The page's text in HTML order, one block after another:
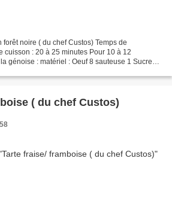
noire ( du chef Custos) Temps de
cuisson : 20 à 25 minutes Pour 10 à 12
génoise : matériel : Oeuf 8 sauteuse 1 Sucre
( du chef Custos)